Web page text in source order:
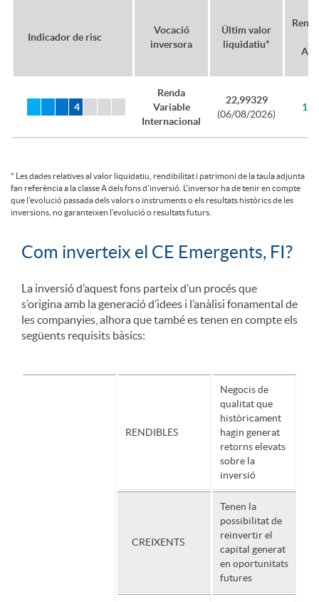
ó
n
d
t
a
Indicador de risc
Vocació
inversora
Últim valor
liquidatiu*
Renda
Variable
Internacional
22,99329
(06/08/2026)
* Les dades relatives al valor liquidatiu, rendibilitat i patrimoni de la taula adjunta
fan referència a la classe A dels fons d'inversió. L'inversor ha de tenir en compte
que l'evolució passada dels valors o instruments o els resultats històrics de les
inversions, no garanteixen l'evolució o resultats futurs.
A
p
¿
C
ó
Com inverteix el CE Emergents, FI?
La inversió d’aquest fons parteix d’un procés que
s’origina amb la generació d’idees i l’anàlisi fonamental de
les companyies, alhora que també es tenen en compte els
següents requisits bàsics:
RENDIBLES
Negocis de
qualitat que
històricament
hagin generat
retorns elevats
sobre la
inversió
CREIXENTS
Tenen la
possibilitat de
reinvertir el
capital generat
en oportunitats
futures